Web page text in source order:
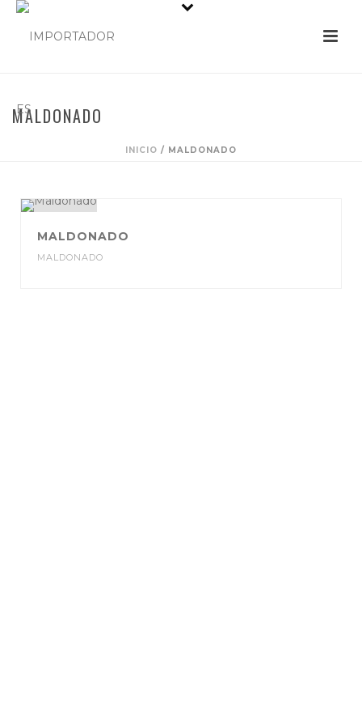
MALDONADO
INICIO / MALDONADO
MALDONADO
MALDONADO